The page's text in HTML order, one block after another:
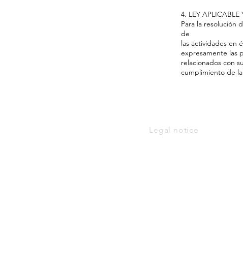
4. LEY
Para la resolución
de
las actividades en
expresamente las
relacionados con
cumplimiento de
Legal notice